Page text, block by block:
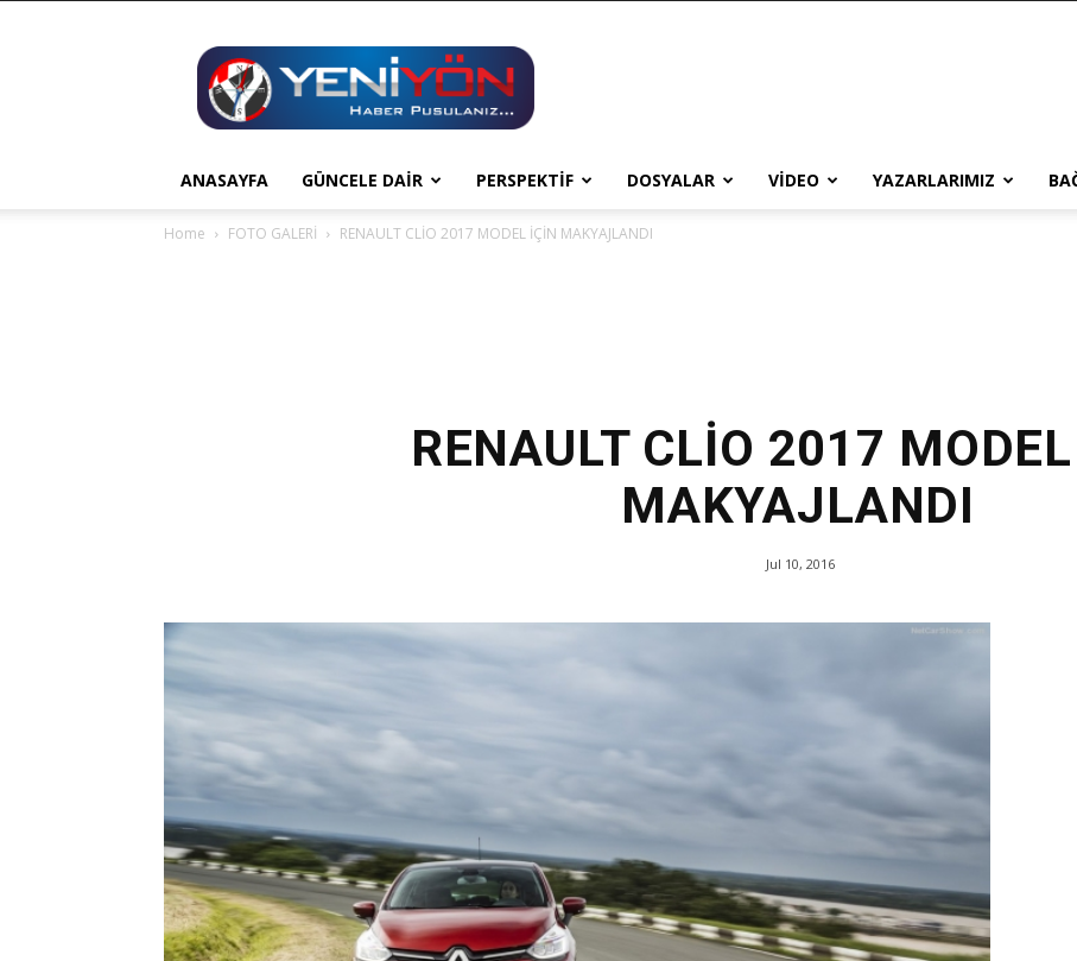
YENİ
YÖN
ANASAYFA GÜNCELE DAİR PERSPEKTİF DOSYALAR VİDEO YAZARLARIMIZ
Home FOTO GALERİ RENAULT CLİO 2017 MODEL İÇİN MAKYAJLANDI
RENAULT CLİO 2017
MAKYAJLANDI
Jul 10, 2016